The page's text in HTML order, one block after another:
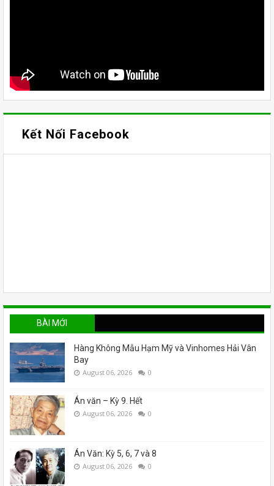
Kết Nối Facebook
BÀI MỚI
Hàng Không Mẫu Hạm Mỹ và Vinhomes Hải Vân
Bay
August 06, 2026 0
Án văn – Kỳ 9. Hết
August 06, 2026 0
Án Văn: Kỳ 5, 6, 7 và 8
August 06, 2026 0